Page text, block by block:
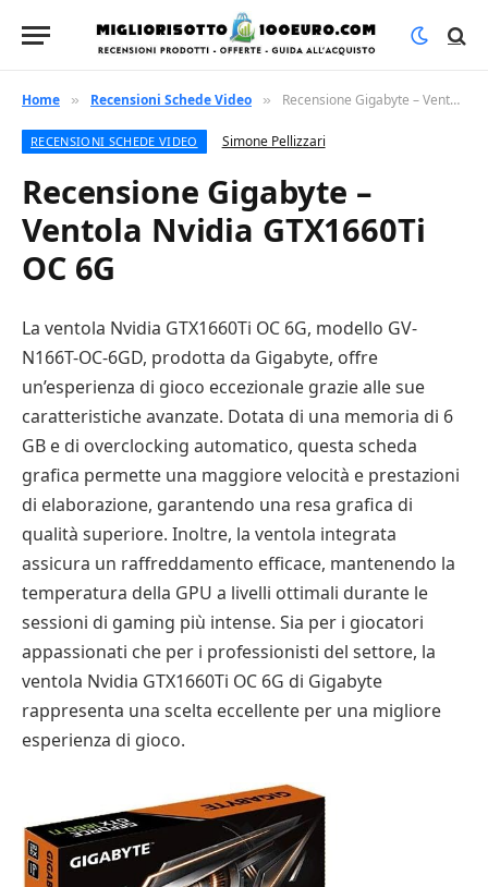
Home » Recensioni Schede Video » Recensione Gigabyte – Ventola Nvidia GTX1660Ti OC 6G
RECENSIONI SCHEDE VIDEO Simone Pellizzari
Recensione Gigabyte –
Ventola Nvidia GTX1660Ti
OC 6G
La ventola Nvidia GTX1660Ti OC 6G, modello GV-
N166T-OC-6GD, prodotta da Gigabyte, offre
un’esperienza di gioco eccezionale grazie alle sue
caratteristiche avanzate. Dotata di una memoria di 6
GB e di overclocking automatico, questa scheda
grafica permette una maggiore velocità e prestazioni
di elaborazione, garantendo una resa grafica di
qualità superiore. Inoltre, la ventola integrata
assicura un raffreddamento efficace, mantenendo la
temperatura della GPU a livelli ottimali durante le
sessioni di gaming più intense. Sia per i giocatori
appassionati che per i professionisti del settore, la
ventola Nvidia GTX1660Ti OC 6G di Gigabyte
rappresenta una scelta eccellente per una migliore
esperienza di gioco.